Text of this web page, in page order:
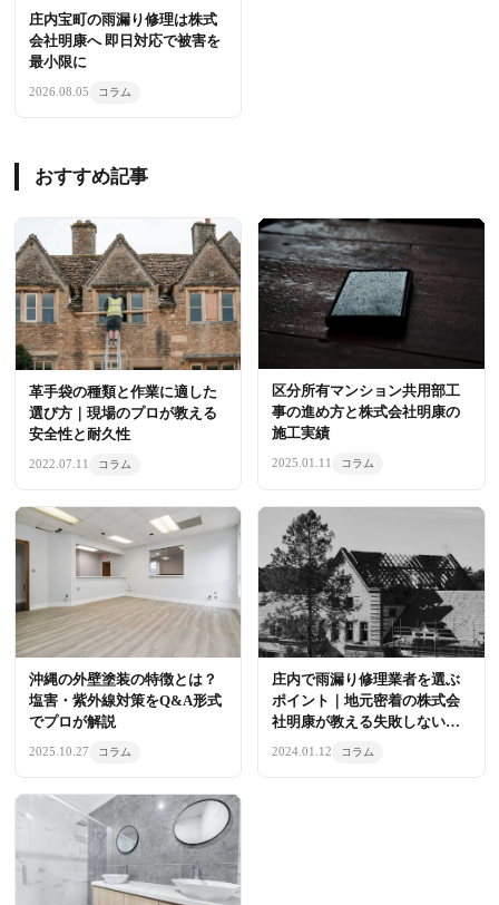
庄内宝町の雨漏り修理は株式
会社明康へ 即日対応で被害を
最小限に
2026.08.05 コラム
おすすめ記事
革手袋の種類と作業に適した
選び方｜現場のプロが教える
安全性と耐久性
2022.07.11 コラム
区分所有マンション共用部工
事の進め方と株式会社明康の
施工実績
2025.01.11 コラム
沖縄の外壁塗装の特徴とは？
塩害・紫外線対策をQ&A形式
でプロが解説
2025.10.27 コラム
庄内で雨漏り修理業者を選ぶ
ポイント｜地元密着の株式会
社明康が教える失敗しない対
2024.01.12 コラム